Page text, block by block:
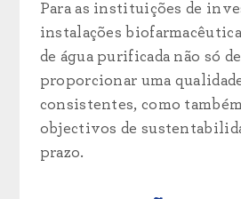
Para as instituições de
instalações
de água purificada não só
proporcionar uma
consistentes, como
objectivos de
prazo.